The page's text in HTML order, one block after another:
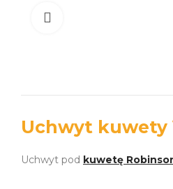
Uchwyt kuwety
Uchwyt pod kuwetę